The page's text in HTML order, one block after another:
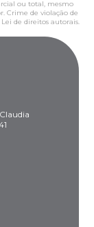
ou total, mesmo
Crime de violação de
Lei de direitos autorais.